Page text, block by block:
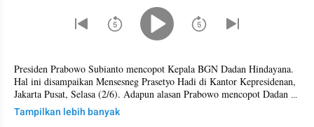
Presiden Prabowo Subianto mencopot Kepala BGN Dadan Hindayana.
Hal ini disampaikan Mensesneg Prasetyo Hadi di Kantor Kepresidenan,
Jakarta Pusat, Selasa (2/6). Adapun alasan Prabowo mencopot Dadan
dari Kepala BGN disebut dilakukan berdasarkan pada hasil evaluasi
SOP dan tata kelola.
Tampilkan lebih banyak